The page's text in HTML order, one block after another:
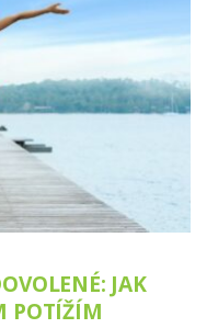
JAK
POTÍŽÍM